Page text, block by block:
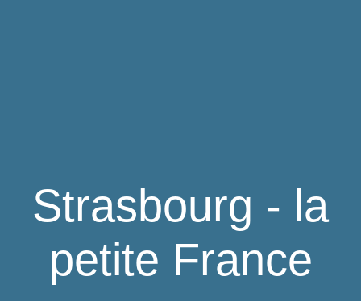
Strasbourg - la
petite France